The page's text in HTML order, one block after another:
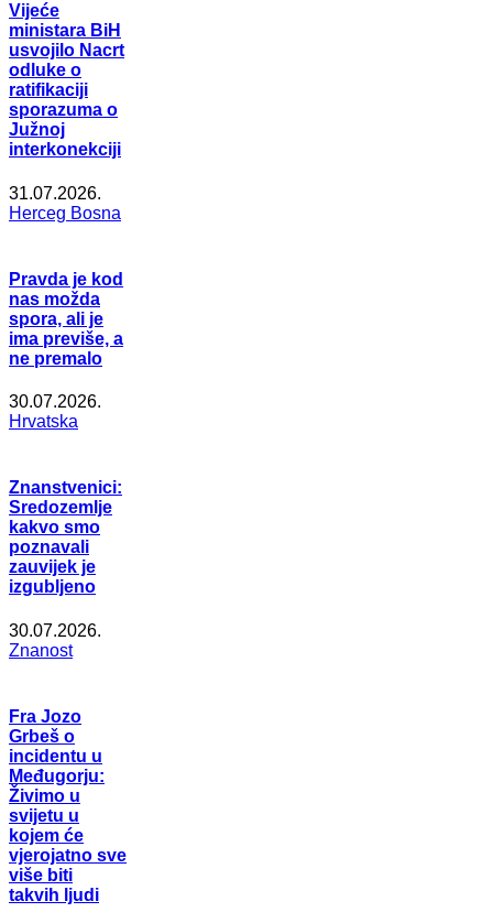
Vijeće
ministara BiH
usvojilo Nacrt
odluke o
ratifikaciji
sporazuma o
Južnoj
interkonekciji
31.07.2026.
Herceg Bosna
Pravda je kod
nas možda
spora, ali je
ima previše, a
ne premalo
30.07.2026.
Hrvatska
Znanstvenici:
Sredozemlje
kakvo smo
poznavali
zauvijek je
izgubljeno
30.07.2026.
Znanost
Fra Jozo
Grbeš o
incidentu u
Međugorju:
Živimo u
svijetu u
kojem će
vjerojatno sve
više biti
takvih ljudi